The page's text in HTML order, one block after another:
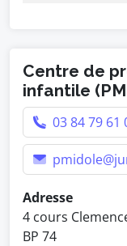
Centre de
infantile
03 84 79 61
Adresse
4 cours
BP 74